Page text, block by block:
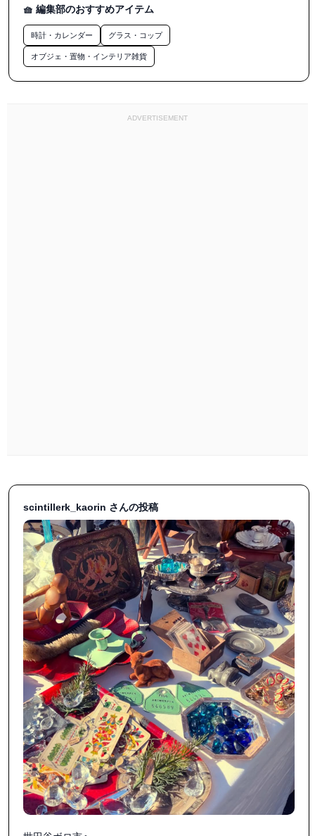
#昭和レトロ
#小熊山雑貨店
🧺 編集部のおすすめアイテム
時計・カレンダー グラス・コップ
オブジェ・置物・インテリア雑貨
ADVERTISEMENT
scintillerk_kaorin さんの投稿